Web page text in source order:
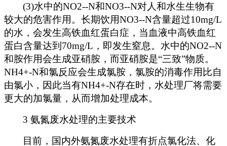
(3)水中的NO2--N和NO3--N对人和水生生物有
较大的危害作用。长期饮用NO3--N含量超过10mg/L
的水，会发生高铁血红蛋白症，当血液中高铁血红
蛋白含量达到70mg/L，即发生窒息。水中的NO2--N
和胺作用会生成亚硝胺，而亚硝胺是“三致”物质。
NH4+-N和氯反应会生成氯胺，氯胺的消毒作用比自
由氯小，因此当有NH4+-N存在时，水处理厂将需要
更大的加氯量，从而增加处理成本。
3 氨氮废水处理的主要技术
目前，国内外氨氮废水处理有折点氯化法、化